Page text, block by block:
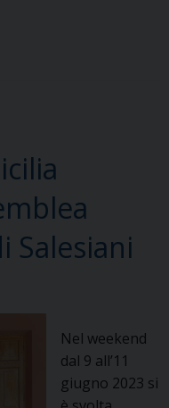
Salesiani
Nel weekend
dal 9 all’11
giugno 2023 si